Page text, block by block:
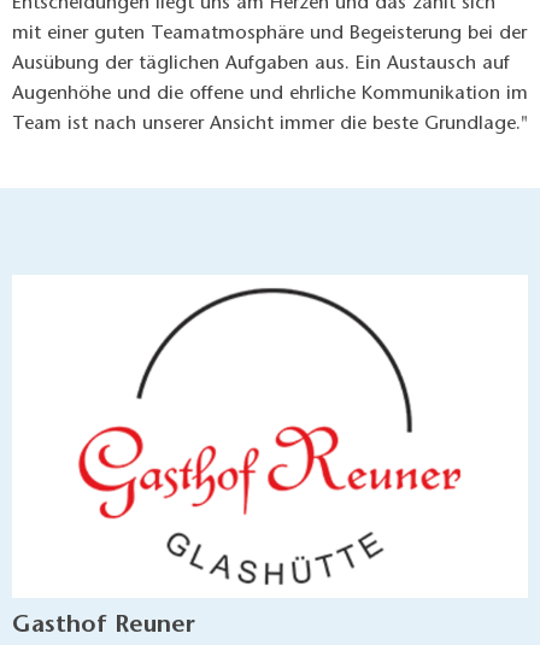
mit einer guten Teamatmosphäre und Begeisterung bei der
Ausübung der täglichen Aufgaben aus. Ein Austausch auf
Augenhöhe und die offene und ehrliche Kommunikation im
Team ist nach unserer Ansicht immer die beste Grundlage."
Gasthof Reuner